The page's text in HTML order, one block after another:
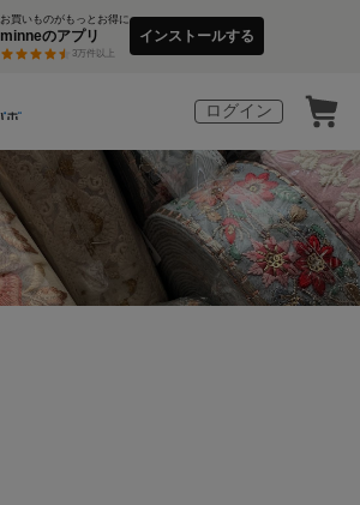
お買いものがもっとお得に
minneのアプリ
3万件以上
インストールする
ログイン